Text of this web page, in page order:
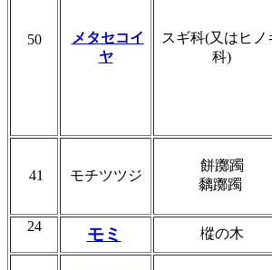
50
メタセコイ
ヤ
スギ科(又はヒノ
科)
41 モチツツジ
餅躑躅
黐躑躅
24 モミ 樅の木